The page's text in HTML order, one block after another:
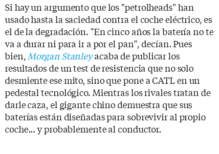
Si hay un argumento que los "petrolheads" han
usado hasta la saciedad contra el coche eléctrico, es
el de la degradación. "En cinco años la batería no te
va a durar ni para ir a por el pan", decían. Pues
bien, Morgan Stanleyacaba de publicar los
resultados de un test de resistencia que no solo
desmiente ese mito, sino que pone a CATL en un
pedestal tecnológico. Mientras los rivales tratan de
darle caza, el gigante chino demuestra que sus
baterías están diseñadas para sobrevivir al propio
coche... y probablemente al conductor.